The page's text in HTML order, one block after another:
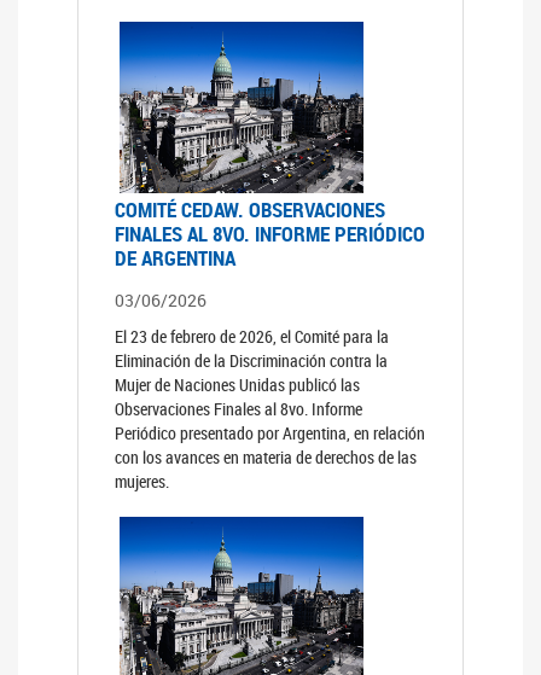
COMITÉ CEDAW. OBSERVACIONES
FINALES AL 8VO. INFORME PERIÓDICO
DE ARGENTINA
03/06/2026
El 23 de febrero de 2026, el Comité para la
Eliminación de la Discriminación contra la
Mujer de Naciones Unidas publicó las
Observaciones Finales al 8vo. Informe
Periódico presentado por Argentina, en relación
con los avances en materia de derechos de las
mujeres.